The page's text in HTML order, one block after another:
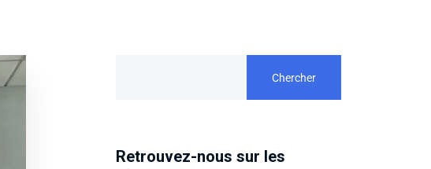
Chercher
Retrouvez-nous sur les